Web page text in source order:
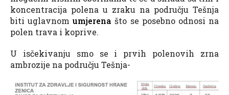
koncentracija polena u zraku na području Tešnja
biti uglavnomumjerena što se posebno odnosi na
polen trava i koprive.
U isčekivanju smo se i prvih polenovih zrna
ambrozije na području Tešnja-